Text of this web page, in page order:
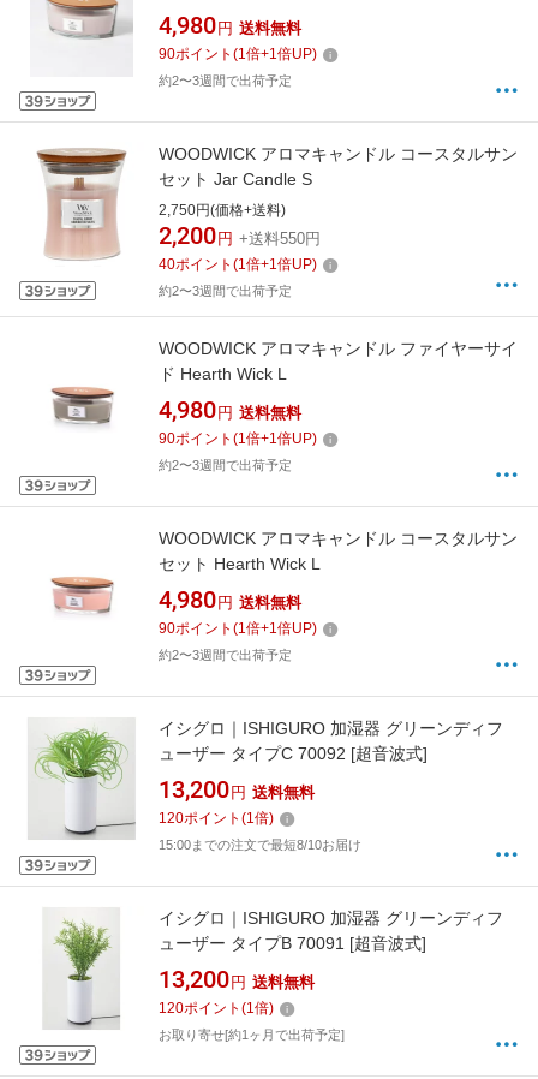
4,980 円 送料無料
90ポイント (1倍+1倍UP)
約2〜3週間で出荷予定
WOODWICK アロマキャンドル コースタルサン
セット Jar Candle S
2,750円(価格+送料)
2,200 円 +送料550円
40ポイント (1倍+1倍UP)
約2〜3週間で出荷予定
WOODWICK アロマキャンドル ファイヤーサイ
ド Hearth Wick L
4,980 円 送料無料
90ポイント (1倍+1倍UP)
約2〜3週間で出荷予定
WOODWICK アロマキャンドル コースタルサン
セット Hearth Wick L
4,980 円 送料無料
90ポイント (1倍+1倍UP)
約2〜3週間で出荷予定
イシグロ｜ISHIGURO 加湿器 グリーンディフ
ューザー タイプC 70092 [超音波式]
13,200 円 送料無料
120ポイント (1倍)
15:00までの注文で最短8/10お届け
イシグロ｜ISHIGURO 加湿器 グリーンディフ
ューザー タイプB 70091 [超音波式]
13,200 円 送料無料
120ポイント (1倍)
お取り寄せ[約1ヶ月で出荷予定]